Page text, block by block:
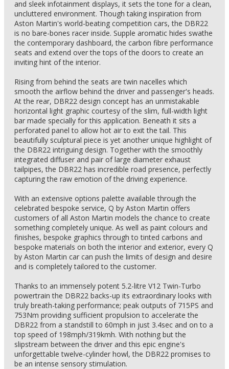
and sleek infotainment displays, it sets the tone for a clean,
uncluttered environment. Though taking inspiration from
Aston Martin's world-beating competition cars, the DBR22
is no bare-bones racer inside. Supple aromatic hides swathe
the contemporary dashboard, the carbon fibre performance
seats and extend over the tops of the doors to create an
inviting hint of the interior.
Rising from behind the seats are twin nacelles which
smooth the airflow behind the driver and passenger's heads.
At the rear, DBR22 design concept has an unmistakable
horizontal light graphic courtesy of the slim, full-width light
bar made specially for this application. Beneath it sits a
perforated panel to allow hot air to exit the tail. This
beautifully sculptural piece is yet another unique highlight of
the DBR22 intriguing design. Together with the smoothly
integrated diffuser and pair of large diameter exhaust
tailpipes, the DBR22 has incredible road presence, perfectly
capturing the raw emotion of the driving experience.
With an extensive options palette available through the
celebrated bespoke service, Q by Aston Martin offers
customers of all Aston Martin models the chance to create
something completely unique. As well as paint colours and
finishes, bespoke graphics through to tinted carbons and
bespoke materials on both the interior and exterior, every Q
by Aston Martin car can push the limits of design and desire
and is completely tailored to the customer.
Thanks to an immensely potent 5.2-litre V12 Twin-Turbo
powertrain the DBR22 backs-up its extraordinary looks with
truly breath-taking performance; peak outputs of 715PS and
753Nm providing sufficient propulsion to accelerate the
DBR22 from a standstill to 60mph in just 3.4sec and on to a
top speed of 198mph/319kmh. With nothing but the
slipstream between the driver and this epic engine's
unforgettable twelve-cylinder howl, the DBR22 promises to
be an intense sensory stimulation.